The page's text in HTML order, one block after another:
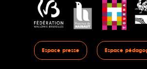
Espace presse Espace